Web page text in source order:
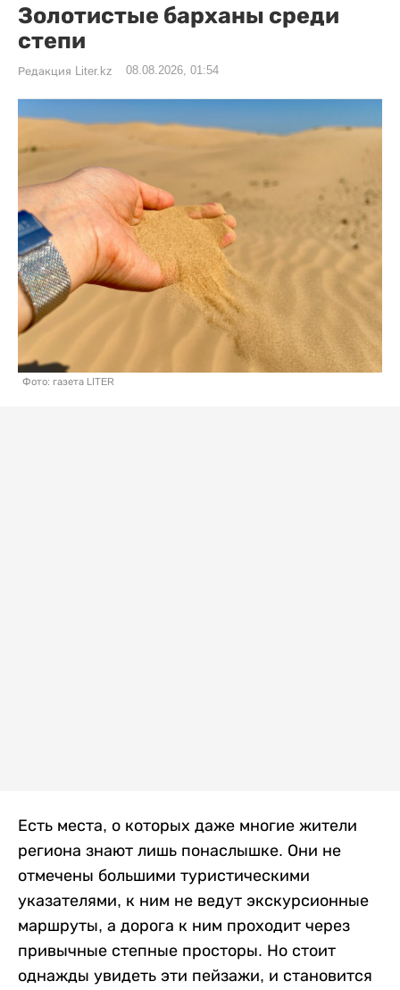
Золотистые барханы среди
степи
Редакция Liter.kz 08.08.2026, 01:54
Фото: газета LITER
Есть места, о которых даже многие жители
региона знают лишь понаслышке. Они не
отмечены большими туристическими
указателями, к ним не ведут экскурсионные
маршруты, а дорога к ним проходит через
привычные степные просторы. Но стоит
однажды увидеть эти пейзажи, и становится